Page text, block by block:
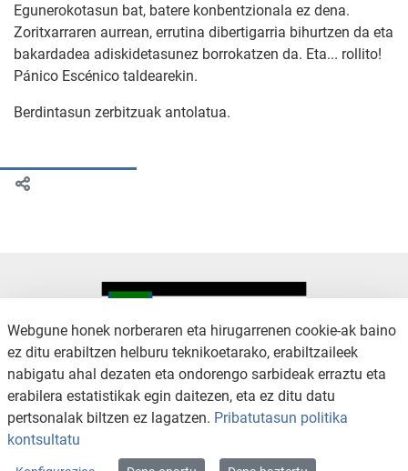
Egunerokotasun bat, batere konbentzionala ez dena.
Zoritxarraren aurrean, errutina dibertigarria bihurtzen da eta
bakardadea adiskidetasunez borrokatzen da. Eta... rollito!
Pánico Escénico taldearekin.
Berdintasun zerbitzuak antolatua.
Webgune honek norberaren eta hirugarrenen cookie-ak baino
ez ditu erabiltzen helburu teknikoetarako, erabiltzaileek
nabigatu ahal dezaten eta ondorengo sarbideak erraztu eta
erabilera estatistikak egin daitezen, eta ez ditu datu
pertsonalak biltzen ez lagatzen. Pribatutasun politika
kontsultatu